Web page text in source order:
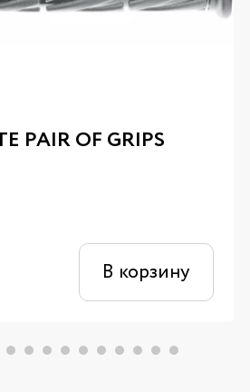
PAIR OF GRIPS
В корзину